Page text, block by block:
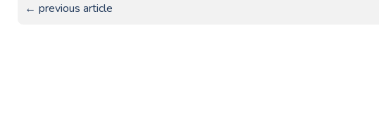
← previous article